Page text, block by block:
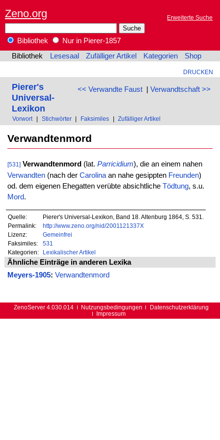
Zeno.org Erweiterte Suche
Bibliothek
Nur in Pierer-1857
Bibliothek
Lesesaal Zufälliger Artikel Kategorien Shop
DRUCKEN
<< Verwandte Faust| Verwandtschaft >>
Pierer's
Universal-
Lexikon
Vorwort Stichwörter Faksimiles Zufälliger Artikel
Verwandtenmord
[531] Verwandtenmord (lat. Parricidium), die an einem nahen
Verwandten(nach der Carolinaan nahe gesippten Freunden)
od. dem eigenen Ehegatten verübte absichtliche Tödtung, s.u.
Mord.
Quelle:
Pierer's Universal-Lexikon, Band 18. Altenburg 1864, S. 531.
Permalink:
http://www.zeno.org/nid/2001121337X
Lizenz:
Gemeinfrei
Faksimiles:
531
Kategorien:
Lexikalischer Artikel
Ähnliche Einträge in anderen Lexika
Meyers-1905: Verwandtenmord
ZenoServer 4.030.014 Nutzungsbedingungen
Datenschutzerklärung
Impressum